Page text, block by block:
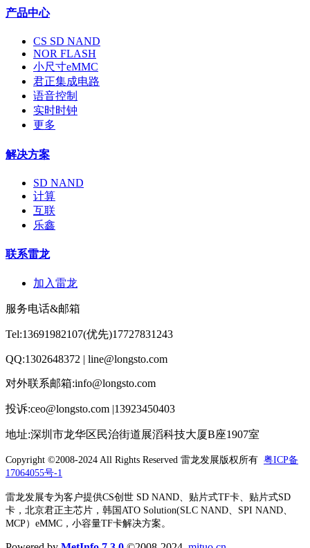
产品中心
CS SD NAND
NOR FLASH
小尺寸eMMC
君正集成电路
语音控制
实时时钟
更多
解决方案
SD NAND
计算
互联
乐鑫
联系雷龙
加入雷龙
服务电话&邮箱
Tel:13691982107(优先)17727831243
QQ:1302648372 | line@longsto.com
对外联系邮箱:info@longsto.com
投诉:ceo@longsto.com |13923450403
地址:深圳市龙华区民治街道展滔科技大厦B座1907室
Copyright ©2008-2024 All Rights Reserved 雷龙发展版权所有 粤ICP备
17064055号-1
雷龙发展专为客户提供CS创世 SD NAND、贴片式TF卡、贴片式SD
卡，北京君正主芯片，韩国ATO Solution(SLC NAND、SPI NAND、
MCP）eMMC，小容量TF卡解决方案。